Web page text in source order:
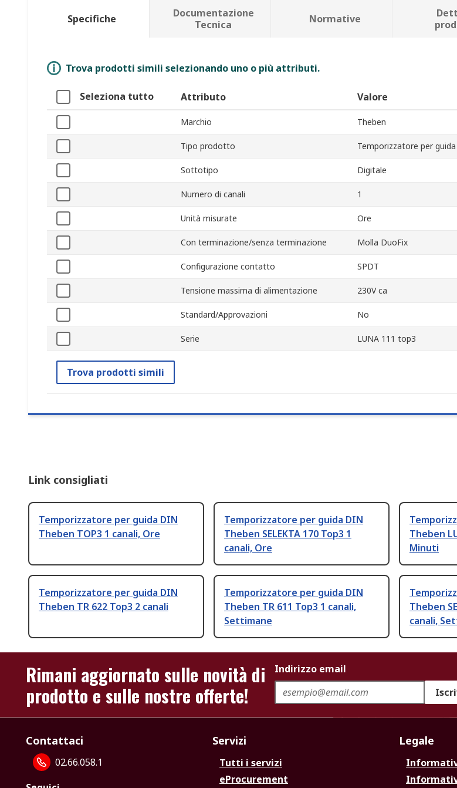
Specifiche
Documentazione
Tecnica
Normative
Trova prodotti simili selezionando uno o più attributi.
Seleziona tutto Attributo Valore
Marchio Theben
Tipo prodotto Temporizzatore per
Sottotipo Digitale
Numero di canali 1
Unità misurate Ore
Con terminazione/senza terminazione Molla DuoFix
Configurazione contatto SPDT
Tensione massima di alimentazione 230V ca
Standard/Approvazioni No
Serie LUNA 111 top3
Trova prodotti simili
Link consigliati
Temporizzatore per guida DIN
Theben TOP3 1 canali, Ore
Temporizzatore per guida DIN
Theben SELEKTA 170 Top3 1
canali, Ore
Theben
Minuti
Temporizzatore per guida DIN
Theben TR 622 Top3 2 canali
Temporizzatore per guida DIN
Theben TR 611 Top3 1 canali,
Settimane
Theben
canali,
Rimani aggiornato sulle novità di
prodotto e sulle nostre offerte!
Indirizzo email
Contattaci
02.66.058.1
Servizi
Tutti i servizi
eProcurement
Legale